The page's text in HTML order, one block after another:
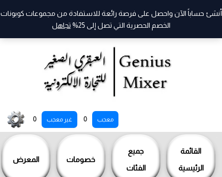
معجب 0 غير معجب 0
القائمة
الرئيسية
جميع
الفئات
خصومات المعرض
أنشئ حساباً الآن واحصل على فرصة رائعة للاستفادة من مجموعات كوبونات
الخصم الحصرية التي تصل إلى 25%
تجاهل
المحتوى